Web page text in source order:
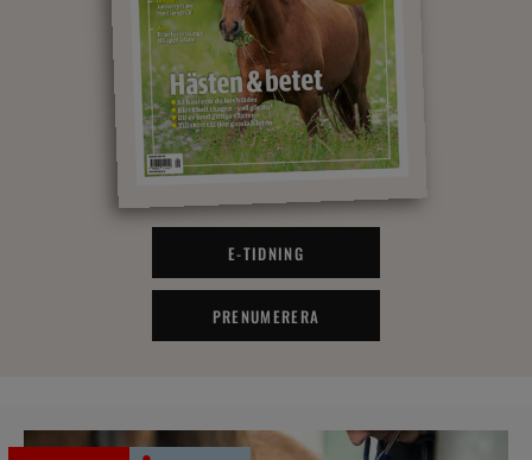
E-TIDNING
PRENUMERERA